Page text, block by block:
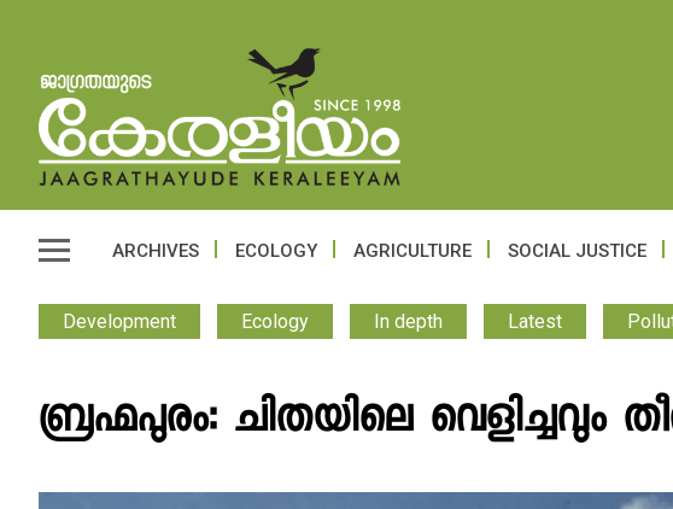
ARCHIVES ECOLOGY AGRICULTURE SOCIAL JUSTICE
Development Ecology In depth Latest
ബ്രഹ്മപുരം: ചിതയിലെ വെളിച്ചവും